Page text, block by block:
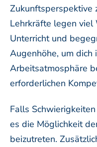
Zukunftsperspektive
Lehrkräfte legen
Unterricht und
Augenhöhe, um dich
Arbeitsatmosphäre
erforderlichen
Falls
es die Möglichkeit
beizutreten.